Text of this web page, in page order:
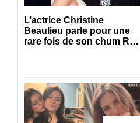
L’actrice Christine
Beaulieu parle pour une
rare fois de son chum Roy